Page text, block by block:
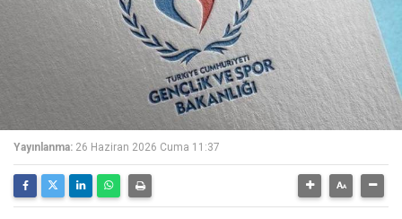
Yayınlanma: 26 Haziran 2026 Cuma 11:37